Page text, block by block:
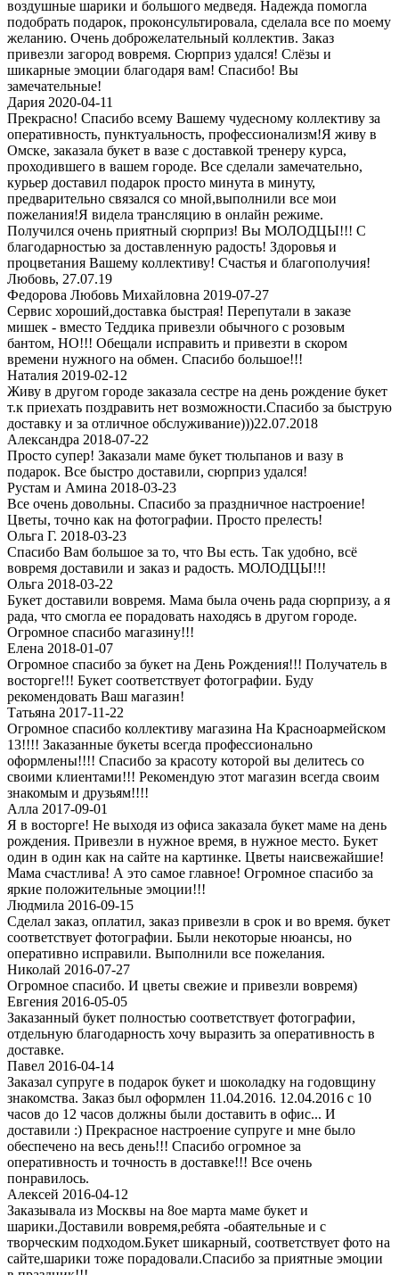
воздушные шарики и большого медведя. Надежда помогла
подобрать подарок, проконсультировала, сделала все по моему
желанию. Очень доброжелательный коллектив. Заказ
привезли загород вовремя. Сюрприз удался! Слёзы и
шикарные эмоции благодаря вам! Спасибо! Вы
замечательные!
Дария 2020-04-11
Прекрасно! Спасибо всему Вашему чудесному коллективу за
оперативность, пунктуальность, профессионализм!Я живу в
Омске, заказала букет в вазе с доставкой тренеру курса,
проходившего в вашем городе. Все сделали замечательно,
курьер доставил подарок просто минута в минуту,
предварительно связался со мной,выполнили все мои
пожелания!Я видела трансляцию в онлайн режиме.
Получился очень приятный сюрприз! Вы МОЛОДЦЫ!!! С
благодарностью за доставленную радость! Здоровья и
процветания Вашему коллективу! Счастья и благополучия!
Любовь, 27.07.19
Федорова Любовь Михайловна 2019-07-27
Сервис хороший,доставка быстрая! Перепутали в заказе
мишек - вместо Теддика привезли обычного с розовым
бантом, НО!!! Обещали исправить и привезти в скором
времени нужного на обмен. Спасибо большое!!!
Наталия 2019-02-12
Живу в другом городе заказала сестре на день рождение букет
т.к приехать поздравить нет возможности.Спасибо за быструю
доставку и за отличное обслуживание)))22.07.2018
Александра 2018-07-22
Просто супер! Заказали маме букет тюльпанов и вазу в
подарок. Все быстро доставили, сюрприз удался!
Рустам и Амина 2018-03-23
Все очень довольны. Спасибо за праздничное настроение!
Цветы, точно как на фотографии. Просто прелесть!
Ольга Г. 2018-03-23
Спасибо Вам большое за то, что Вы есть. Так удобно, всё
вовремя доставили и заказ и радость. МОЛОДЦЫ!!!
Ольга 2018-03-22
Букет доставили вовремя. Мама была очень рада сюрпризу, а я
рада, что смогла ее порадовать находясь в другом городе.
Огpомное спасибо магазину!!!
Елена 2018-01-07
Огромное спасибо за букет на День Рождения!!! Получатель в
восторге!!! Букет соответствует фотографии. Буду
рекомендовать Ваш магазин!
Татьяна 2017-11-22
Огромное спасибо коллективу магазина На Красноармейском
13!!!! Заказанные букеты всегда профессионально
оформлены!!!! Спасибо за красоту которой вы делитесь со
своими клиентами!!! Рекомендую этот магазин всегда своим
знакомым и друзьям!!!!
Алла 2017-09-01
Я в восторге! Не выходя из офиса заказала букет маме на день
рождения. Привезли в нужное время, в нужное место. Букет
один в один как на сайте на картинке. Цветы наисвежайшие!
Мама счастлива! А это самое главное! Огромное спасибо за
яркие положительные эмоции!!!
Людмила 2016-09-15
Сделал заказ, оплатил, заказ привезли в срок и во время. букет
соответствует фотографии. Были некоторые нюансы, но
оперативно исправили. Выполнили все пожелания.
Николай 2016-07-27
Огромное спасибо. И цветы свежие и привезли вовремя)
Евгения 2016-05-05
Заказанный букет полностью соответствует фотографии,
отдельную благодарность хочу выразить за оперативность в
доставке.
Павел 2016-04-14
Заказал супруге в подарок букет и шоколадку на годовщину
знакомства. Заказ был оформлен 11.04.2016. 12.04.2016 с 10
часов до 12 часов должны были доставить в офис... И
доставили :) Прекрасное настроение супруге и мне было
обеспечено на весь день!!! Спасибо огромное за
оперативность и точность в доставке!!! Все очень
понравилось.
Алексей 2016-04-12
Заказывала из Москвы на 8ое марта маме букет и
шарики.Доставили вовремя,ребята -обаятельные и с
творческим подходом.Букет шикарный, соответствует фото на
сайте,шарики тоже порадовали.Спасибо за приятные эмоции